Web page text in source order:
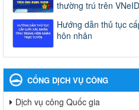
thường trú trên VNeID
Hướng dẫn thủ tục
hôn nhân
CỔNG DỊCH VỤ CÔNG
Dịch vụ công Quốc gia